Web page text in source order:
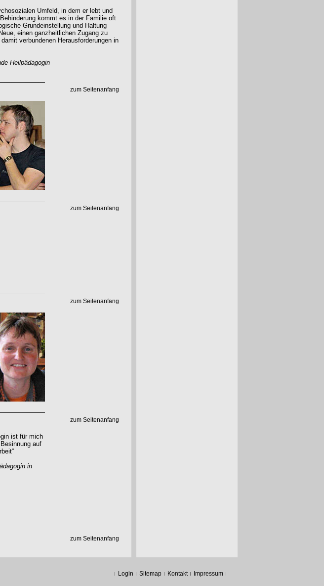
Umfeld, in dem er lebt und
kommt es in der Familie oft
Grundeinstellung und Haltung
einen ganzheitlichen Zugang zu
verbundenen Herausforderungen in
Heilpädagogin
zum Seitenanfang
zum Seitenanfang
zum Seitenanfang
zum Seitenanfang
ist für mich
auf
in
zum Seitenanfang
Login Sitemap Kontakt Impressum